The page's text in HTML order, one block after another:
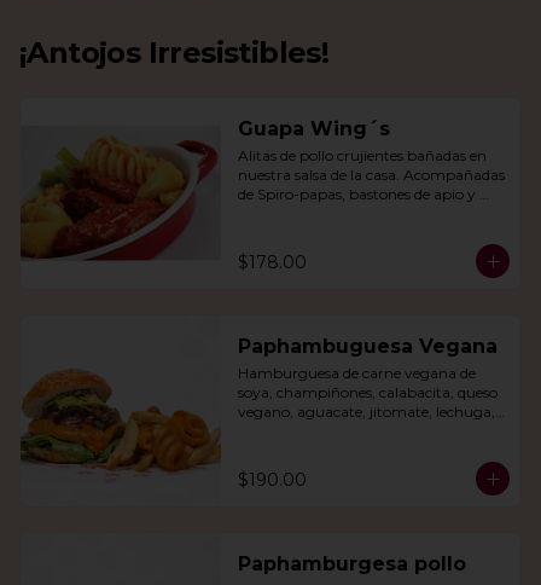
¡Antojos Irresistibles!
Guapa Wing´s
Alitas de pollo crujientes bañadas en
nuestra salsa de la casa. Acompañadas
de Spiro-papas, bastones de apio y
$178.00
Paphambuguesa Vegana
Hamburguesa de carne vegana de
soya, champiñones, calabacita, queso
vegano, aguacate, jitomate, lechuga,
$190.00
Paphamburgesa pollo